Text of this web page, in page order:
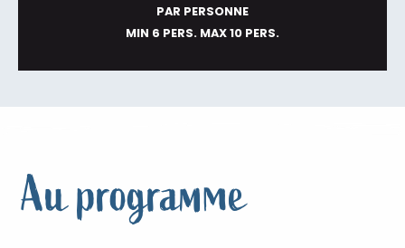
PAR PERSONNE
MIN 6 PERS. MAX 10 PERS.
Au programme